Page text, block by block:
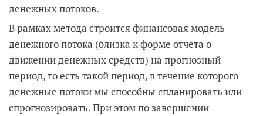
денежных потоков.
В рамках метода строится финансовая модель
денежного потока (близка к форме отчета о
движении денежных средств) на прогнозный
период, то есть такой период, в течение которого
денежные потоки мы способны спланировать или
спрогнозировать. При этом по завершении